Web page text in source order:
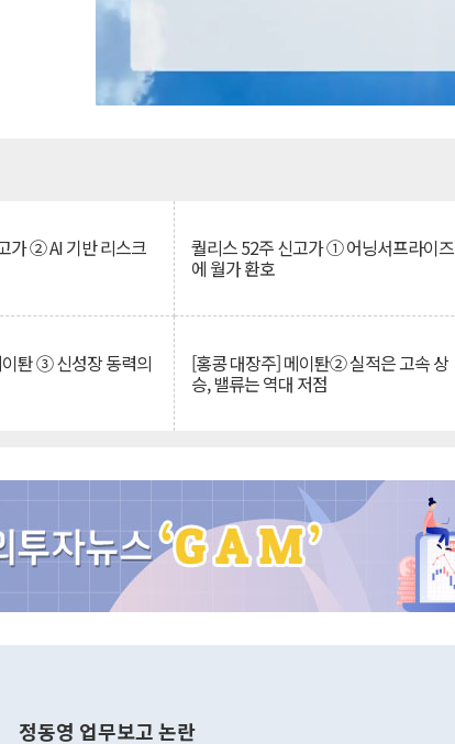
가 ② AI 기반 리스크 퀄리스 52주 신고가 ① 어닝서프라이즈
에 월가 환호
퇀 ③ 신성장 동력의 [홍콩 대장주] 메이퇀② 실적은 고속 상
승, 밸류는 역대 저점
정동영 업무보고 논란